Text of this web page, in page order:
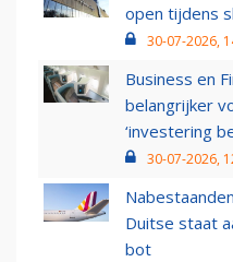
open tijdens
30-07-2026,
Business en
belangrijker
‘investering
30-07-2026,
Duitse staat
bot